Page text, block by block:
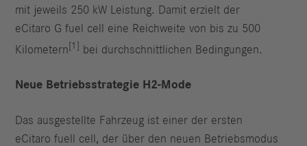
mit jeweils 250 kW Leistung. Damit erzielt der
eCitaro G fuel cell eine Reichweite von bis zu 500
Kilometern [1] bei durchschnittlichen Bedingungen.
Neue Betriebsstrategie H2-Mode
Das ausgestellte Fahrzeug ist einer der ersten
eCitaro fuell cell, der über den neuen Betriebsmodus